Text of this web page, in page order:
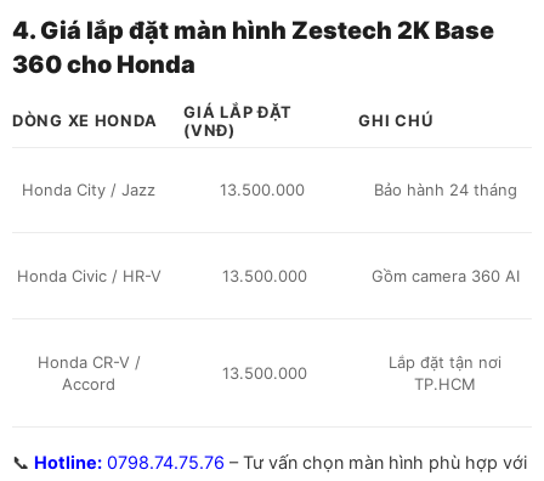
4. Giá lắp đặt màn hình Zestech 2K Base
360 cho Honda
DÒNG XE HONDA
GIÁ LẮP ĐẶT
(VNĐ)
GHI CHÚ
Honda City / Jazz 13.500.000 Bảo hành 24 tháng
Honda Civic / HR-V 13.500.000 Gồm camera 360 AI
Honda CR-V /
Accord
13.500.000
Lắp đặt tận nơi
TP.HCM
📞 Hotline: 0798.74.75.76 – Tư vấn chọn màn hình phù hợp với